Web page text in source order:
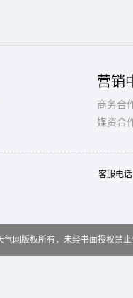
营销
商务合
媒资合
客服电
气网版权所有，未经书面授权